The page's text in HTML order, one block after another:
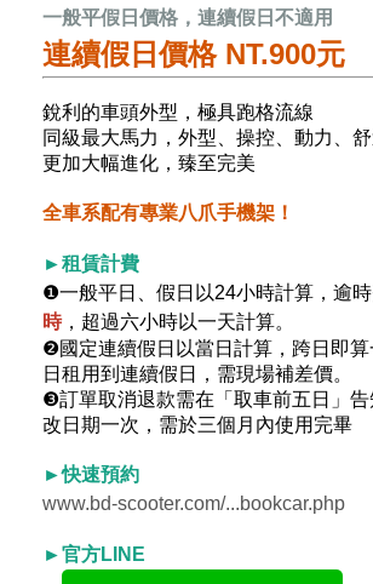
一般平假日價格，連續假日不適用
連續假日價格 NT.900元
銳利的車頭外型，極具跑格流線
同級最大馬力，外型、操控、動力、
更加大幅進化，臻至完美
全車系配有專業八爪手機架！
►租賃計費
❶一般平日、假日以24小時計算，逾
時，超過六小時以一天計算。
❷國定連續假日以當日計算，跨日即
日租用到連續假日，需現場補差價。
❸訂單取消退款需在「取車前五日」告
改日期一次，需於三個月內使用完畢
►快速預約
www.bd-scooter.com/...bookcar.php
►官方LINE